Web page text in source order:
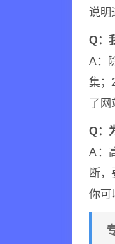
说明
Q：
A：
集；
了网
Q：
A：
断，
你可